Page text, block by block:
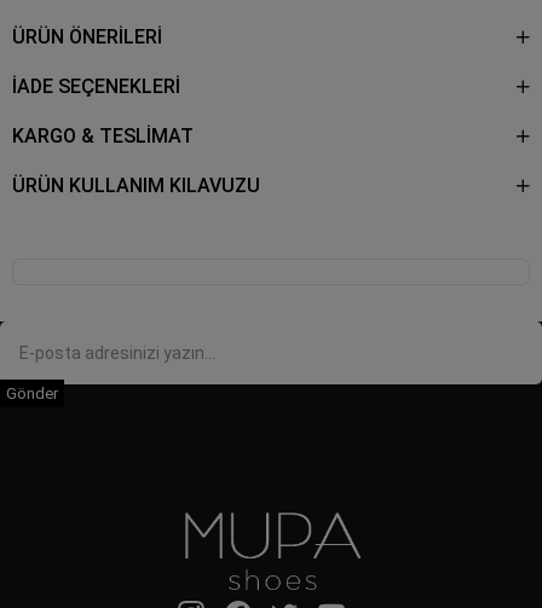
ÜRÜN ÖNERILERI
İADE SEÇENEKLERİ
KARGO & TESLİMAT
ÜRÜN KULLANIM KILAVUZU
Gönder